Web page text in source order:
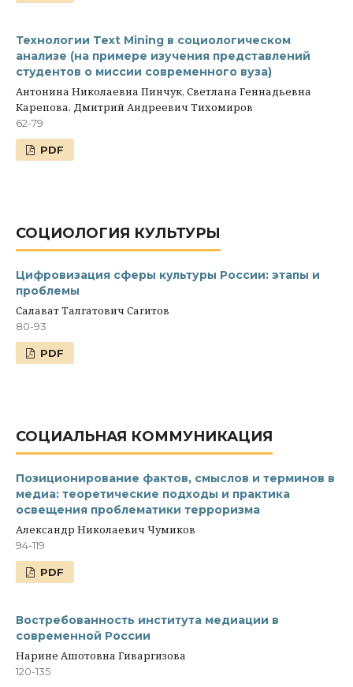
Технологии Text Mining в социологическом
анализе (на примере изучения представлений
студентов о миссии современного вуза)
Антонина Николаевна Пинчук, Светлана Геннадьевна
Карепова, Дмитрий Андреевич Тихомиров
62-79
PDF
СОЦИОЛОГИЯ КУЛЬТУРЫ
Цифровизация сферы культуры России: этапы и
проблемы
Салават Талгатович Сагитов
80-93
PDF
СОЦИАЛЬНАЯ КОММУНИКАЦИЯ
Позиционирование фактов, смыслов и терминов в
медиа: теоретические подходы и практика
освещения проблематики терроризма
Александр Николаевич Чумиков
94-119
PDF
Востребованность института медиации в
современной России
Нарине Ашотовна Гиваргизова
120-135